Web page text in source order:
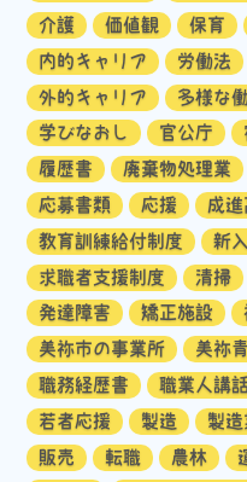
介護
価値観 保育
内的キャリア
労働法
外的キャリア
多様な
学びなおし
官公庁
履歴書
廃棄物処理業
応募書類
応援 成
教育訓練給付制度
新
求職者支援制度
清掃
発達障害
矯正施設
美祢市の事業所
美祢
職務経歴書
職業人講
若者応援
製造 製造
販売
転職 農林